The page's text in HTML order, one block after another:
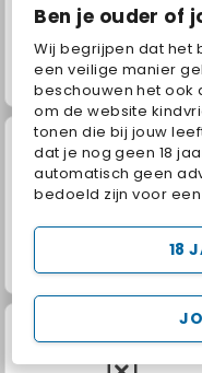
Ben je ouder of
Wij begrijpen dat het
een veilige manier
beschouwen het ook
om de website
tonen die bij jouw
dat je nog geen 18
automatisch geen
bedoeld zijn voor
18
Grand Mahjong Connect
Juice Merge